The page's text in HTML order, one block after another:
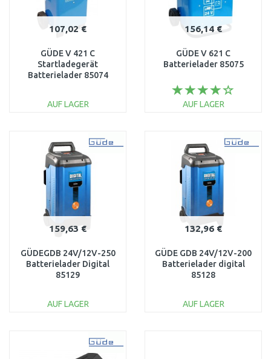
107,02 €
GÜDE V 421 C
Startladegerät
Batterielader 85074
AUF LAGER
Vergleichen
156,14 €
GÜDE V 621 C
Batterielader 85075
AUF LAGER
Vergleichen
159,63 €
GÜDEGDB 24V/12V-250
Batterielader Digital
85129
AUF LAGER
Vergleichen
132,96 €
GÜDE GDB 24V/12V-200
Batterielader digital
85128
AUF LAGER